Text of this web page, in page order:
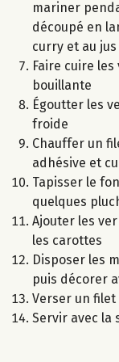
mariner
découpé en
curry et au
Faire cuire les
bouillante
Égoutter les
froide
Chauffer un
adhésive et
Tapisser le
quelques
Ajouter les
les carottes
Disposer les
puis décorer
Verser un filet
Servir avec la